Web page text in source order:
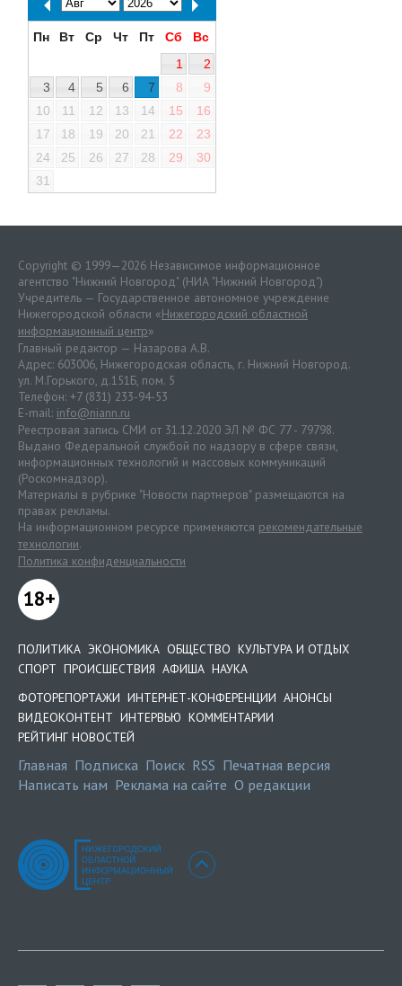
Пн Вт Ср Чт Пт Сб
Вс
1
2
3
4 5 6 7 8
9
10
11 12 13 14 15
16
17
18 19 20 21 22
23
24
25 26 27 28 29
30
31
Copyright © 1999—2026 Независимое информационное
агентство "Нижний Новгород" (НИА "Нижний Новгород")
Учредитель — Государственное автономное учреждение
Нижегородской области «Нижегородский областной
информационный центр»
Главный редактор — Назарова А.В.
Адрес: 603006, Нижегородская область, г. Нижний Новгород.
ул. М.Горького, д.151Б, пом. 5
Телефон: +7 (831) 233-94-53
E-mail: info@niann.ru
Реестровая запись СМИ от 31.12.2020 ЭЛ № ФС 77 - 79798.
Выдано Федеральной службой по надзору в сфере связи,
информационных технологий и массовых коммуникаций
(Роскомнадзор).
Материалы в рубрике "Новости партнеров" размещаются на
правах рекламы.
На информационном ресурсе применяются рекомендательные
технологии.
Политика конфиденциальности
18+
ПОЛИТИКА ЭКОНОМИКА ОБЩЕСТВО КУЛЬТУРА И ОТДЫХ
СПОРТ ПРОИСШЕСТВИЯ АФИША НАУКА
ФОТОРЕПОРТАЖИ ИНТЕРНЕТ-КОНФЕРЕНЦИИ АНОНСЫ
ВИДЕОКОНТЕНТ ИНТЕРВЬЮ КОММЕНТАРИИ
РЕЙТИНГ НОВОСТЕЙ
Главная Подписка Поиск RSS Печатная версия
Написать нам Реклама на сайте О редакции